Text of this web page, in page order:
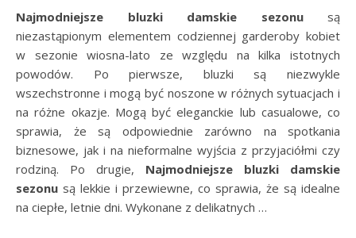
Najmodniejsze bluzki damskie sezonusą
niezastąpionym elementem codziennej garderoby kobiet
w sezonie wiosna-lato ze względu na kilka istotnych
powodów. Po pierwsze, bluzki są niezwykle
wszechstronne i mogą być noszone w różnych sytuacjach i
na różne okazje. Mogą być eleganckie lub casualowe, co
sprawia, że są odpowiednie zarówno na spotkania
biznesowe, jak i na nieformalne wyjścia z przyjaciółmi czy
rodziną. Po drugie, Najmodniejsze bluzki damskie
sezonu są lekkie i przewiewne, co sprawia, że są idealne
na ciepłe, letnie dni. Wykonane z delikatnych …